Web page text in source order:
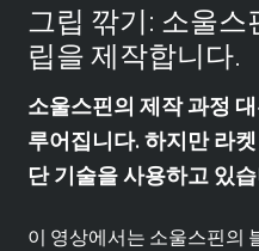
그립 깎기: 소울스
립을 제작합니다.
소울스핀의 제작 과정
루어집니다. 하지만 라
단 기술을 사용하고 있
이 영상에서는 소울스핀의